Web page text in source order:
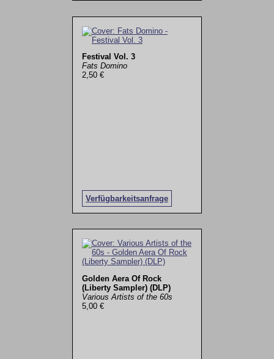
Festival Vol. 3
Fats Domino
2,50 €
Verfügbarkeitsanfrage
Golden Aera Of Rock
(Liberty Sampler) (DLP)
Various Artists of the 60s
5,00 €